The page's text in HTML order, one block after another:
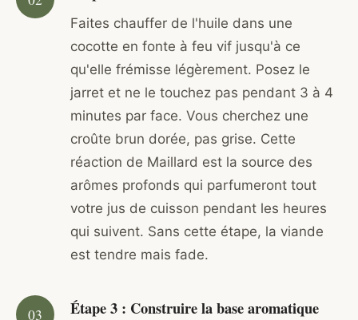
Faites chauffer de l'huile dans une
cocotte en fonte à feu vif jusqu'à ce
qu'elle frémisse légèrement. Posez le
jarret et ne le touchez pas pendant 3 à 4
minutes par face. Vous cherchez une
croûte brun dorée, pas grise. Cette
réaction de Maillard est la source des
arômes profonds qui parfumeront tout
votre jus de cuisson pendant les heures
qui suivent. Sans cette étape, la viande
est tendre mais fade.
Étape 3 : Construire la base aromatique